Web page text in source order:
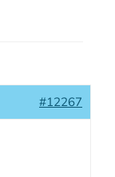
#12267